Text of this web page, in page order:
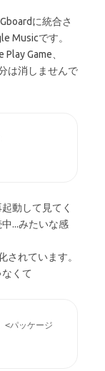
に統合さ
Musicです。
Game、
は消しませんで
動して見てく
...みたいな感
されています。
くて
ッケージ